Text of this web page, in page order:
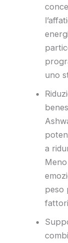
uno
a
peso